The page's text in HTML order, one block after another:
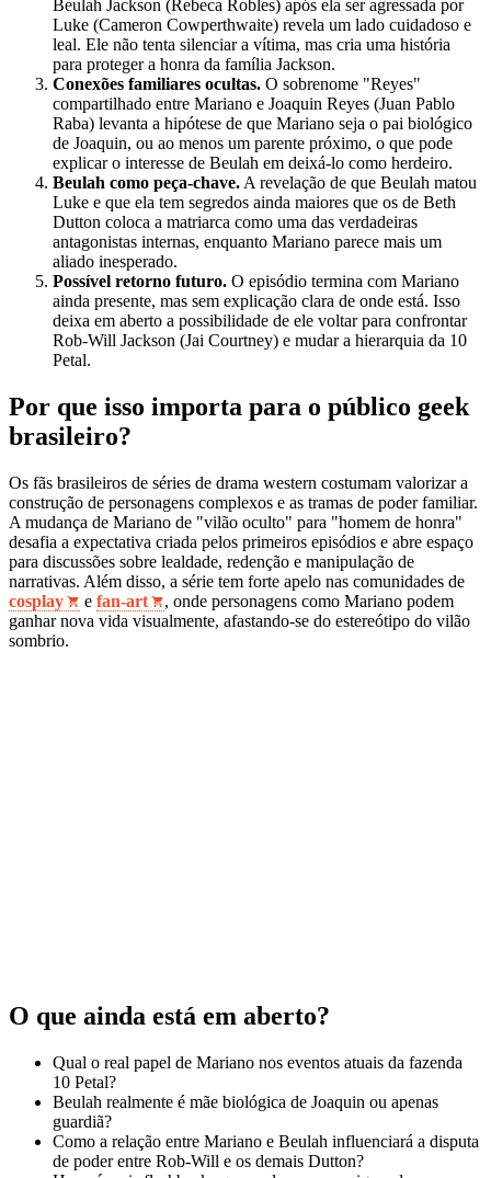
Beulah Jackson (Rebeca Robles) após ela ser agressada por
Luke (Cameron Cowperthwaite) revela um lado cuidadoso e
leal. Ele não tenta silenciar a vítima, mas cria uma história
para proteger a honra da família Jackson.
Conexões familiares ocultas. O sobrenome "Reyes"
compartilhado entre Mariano e Joaquin Reyes (Juan Pablo
Raba) levanta a hipótese de que Mariano seja o pai biológico
de Joaquin, ou ao menos um parente próximo, o que pode
explicar o interesse de Beulah em deixá‑lo como herdeiro.
Beulah como peça-chave.A revelação de que Beulah matou
Luke e que ela tem segredos ainda maiores que os de Beth
Dutton coloca a matriarca como uma das verdadeiras
antagonistas internas, enquanto Mariano parece mais um
aliado inesperado.
Possível retorno futuro. O episódio termina com Mariano
ainda presente, mas sem explicação clara de onde está. Isso
deixa em aberto a possibilidade de ele voltar para confrontar
Rob‑Will Jackson (Jai Courtney) e mudar a hierarquia da 10
Petal.
Por que isso importa para o público geek
brasileiro?
Os fãs brasileiros de séries de drama western costumam valorizar a
construção de personagens complexos e as tramas de poder familiar.
A mudança de Mariano de "vilão oculto" para "homem de honra"
desafia a expectativa criada pelos primeiros episódios e abre espaço
para discussões sobre lealdade, redenção e manipulação de
narrativas. Além disso, a série tem forte apelo nas comunidades de
cosplay
e fan‑art
, onde personagens como Mariano podem
ganhar nova vida visualmente, afastando‑se do estereótipo do vilão
sombrio.
O que ainda está em aberto?
Qual o real papel de Mariano nos eventos atuais da fazenda
10 Petal?
Beulah realmente é mãe biológica de Joaquin ou apenas
guardiã?
Como a relação entre Mariano e Beulah influenciará a disputa
de poder entre Rob‑Will e os demais Dutton?